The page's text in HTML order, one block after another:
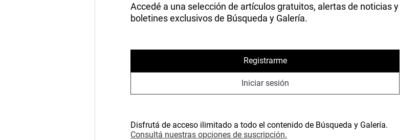
Accedé a una selección de artículos gratuitos, alertas de noticias y
boletines exclusivos de Búsqueda y Galería.
Registrarme
Iniciar sesión
Disfrutá de acceso ilimitado a todo el contenido de Búsqueda y Galería.
Consultá nuestras opciones de suscripción.